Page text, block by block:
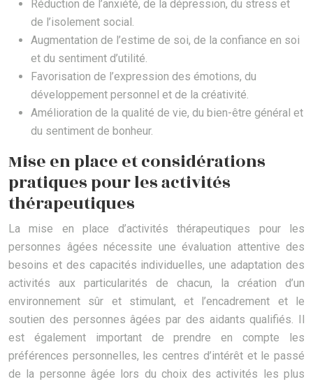
Réduction de l’anxiété, de la dépression, du stress et
de l’isolement social.
Augmentation de l’estime de soi, de la confiance en soi
et du sentiment d’utilité.
Favorisation de l’expression des émotions, du
développement personnel et de la créativité.
Amélioration de la qualité de vie, du bien-être général et
du sentiment de bonheur.
Mise en place et considérations
pratiques pour les activités
thérapeutiques
La mise en place d’activités thérapeutiques pour les
personnes âgées nécessite une évaluation attentive des
besoins et des capacités individuelles, une adaptation des
activités aux particularités de chacun, la création d’un
environnement sûr et stimulant, et l’encadrement et le
soutien des personnes âgées par des aidants qualifiés. Il
est également important de prendre en compte les
préférences personnelles, les centres d’intérêt et le passé
de la personne âgée lors du choix des activités les plus